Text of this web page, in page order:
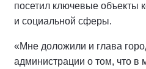
посетил ключевые объекты
и социальной сферы.
«Мне доложили и глава
администрации о том, что в